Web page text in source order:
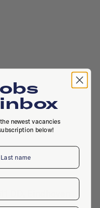
DD, Eindhoven
newest vacancies
below!
name